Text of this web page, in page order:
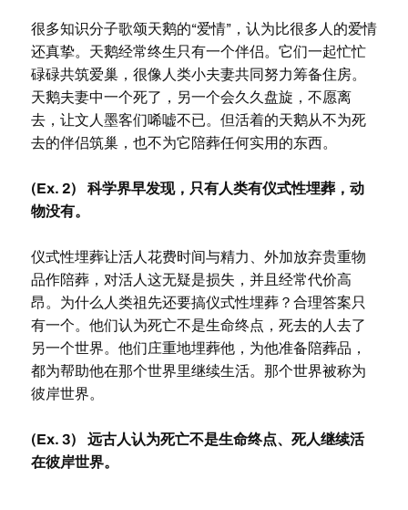
很多知识分子歌颂天鹅的“爱情”，认为比很多人的爱情
还真挚。天鹅经常终生只有一个伴侣。它们一起忙忙
碌碌共筑爱巢，很像人类小夫妻共同努力筹备住房。
天鹅夫妻中一个死了，另一个会久久盘旋，不愿离
去，让文人墨客们唏嘘不已。但活着的天鹅从不为死
去的伴侣筑巢，也不为它陪葬任何实用的东西。
(Ex. 2) 科学界早发现，只有人类有仪式性埋葬，动
物没有。
仪式性埋葬让活人花费时间与精力、外加放弃贵重物
品作陪葬，对活人这无疑是损失，并且经常代价高
昂。为什么人类祖先还要搞仪式性埋葬？合理答案只
有一个。他们认为死亡不是生命终点，死去的人去了
另一个世界。他们庄重地埋葬他，为他准备陪葬品，
都为帮助他在那个世界里继续生活。那个世界被称为
彼岸世界。
(Ex. 3) 远古人认为死亡不是生命终点、死人继续活
在彼岸世界。